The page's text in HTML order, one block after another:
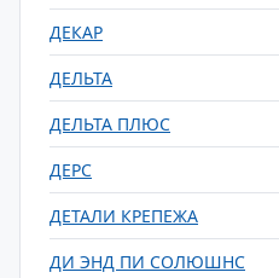
ДЕКАР
ДЕЛЬТА
ДЕЛЬТА ПЛЮС
ДЕРС
ДЕТАЛИ КРЕПЕЖА
ДИ ЭНД ПИ СОЛЮШНС